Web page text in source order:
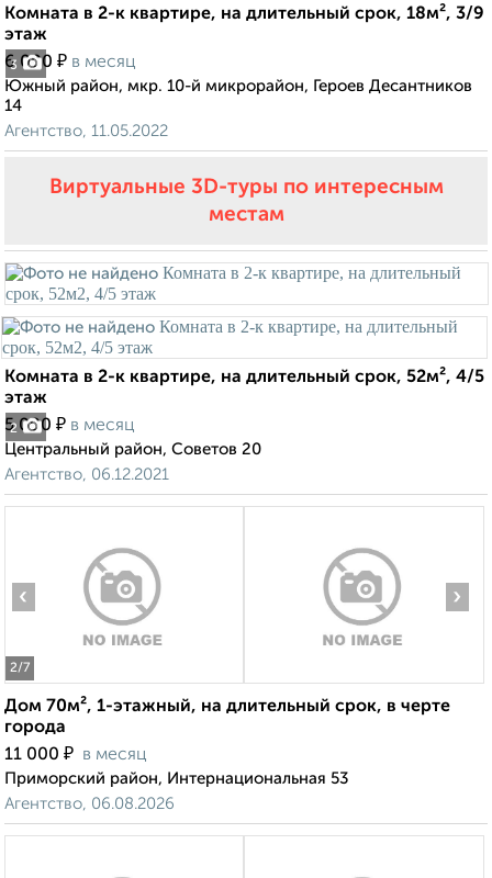
3
Комната в 2-к квартире, на длительный срок, 18м², 3/9
этаж
6 000 ₽ в месяц
Южный район, мкр. 10-й микрорайон, Героев Десантников
14
Агентство, 11.05.2022
Виртуальные 3D-туры по интересным
местам
2
Комната в 2-к квартире, на длительный срок, 52м², 4/5
этаж
5 000 ₽ в месяц
Центральный район, Советов 20
Агентство, 06.12.2021
2/7
‹ ›
Дом 70м², 1-этажный, на длительный срок, в черте
города
11 000 ₽ в месяц
Приморский район, Интернациональная 53
Агентство, 06.08.2026